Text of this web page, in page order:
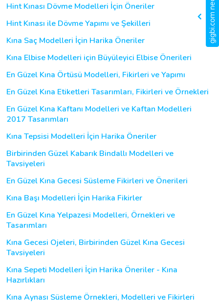
Hint Kınası Dövme Modelleri İçin Öneriler
Hint Kınası ile Dövme Yapımı ve Şekilleri
Kına Saç Modelleri İçin Harika Öneriler
Kına Elbise Modelleri için Büyüleyici Elbise Önerileri
En Güzel Kına Örtüsü Modelleri, Fikirleri ve Yapımı
En Güzel Kına Etiketleri Tasarımları, Fikirleri ve Örnekleri
En Güzel Kına Kaftanı Modelleri ve Kaftan Modelleri
2017 Tasarımları
Kına Tepsisi Modelleri İçin Harika Öneriler
Birbirinden Güzel Kabarık Bindallı Modelleri ve
Tavsiyeleri
En Güzel Kına Gecesi Süsleme Fikirleri ve Önerileri
Kına Başı Modelleri İçin Harika Fikirler
En Güzel Kına Yelpazesi Modelleri, Örnekleri ve
Tasarımları
Kına Gecesi Ojeleri, Birbirinden Güzel Kına Gecesi
Tavsiyeleri
Kına Sepeti Modelleri İçin Harika Öneriler - Kına
Hazırlıkları
Kına Aynası Süsleme Örnekleri, Modelleri ve Fikirleri
gigbi.com nedir?